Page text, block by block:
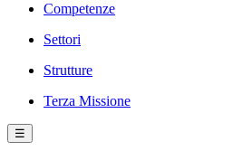
Competenze
Settori
Strutture
Terza Missione
☰